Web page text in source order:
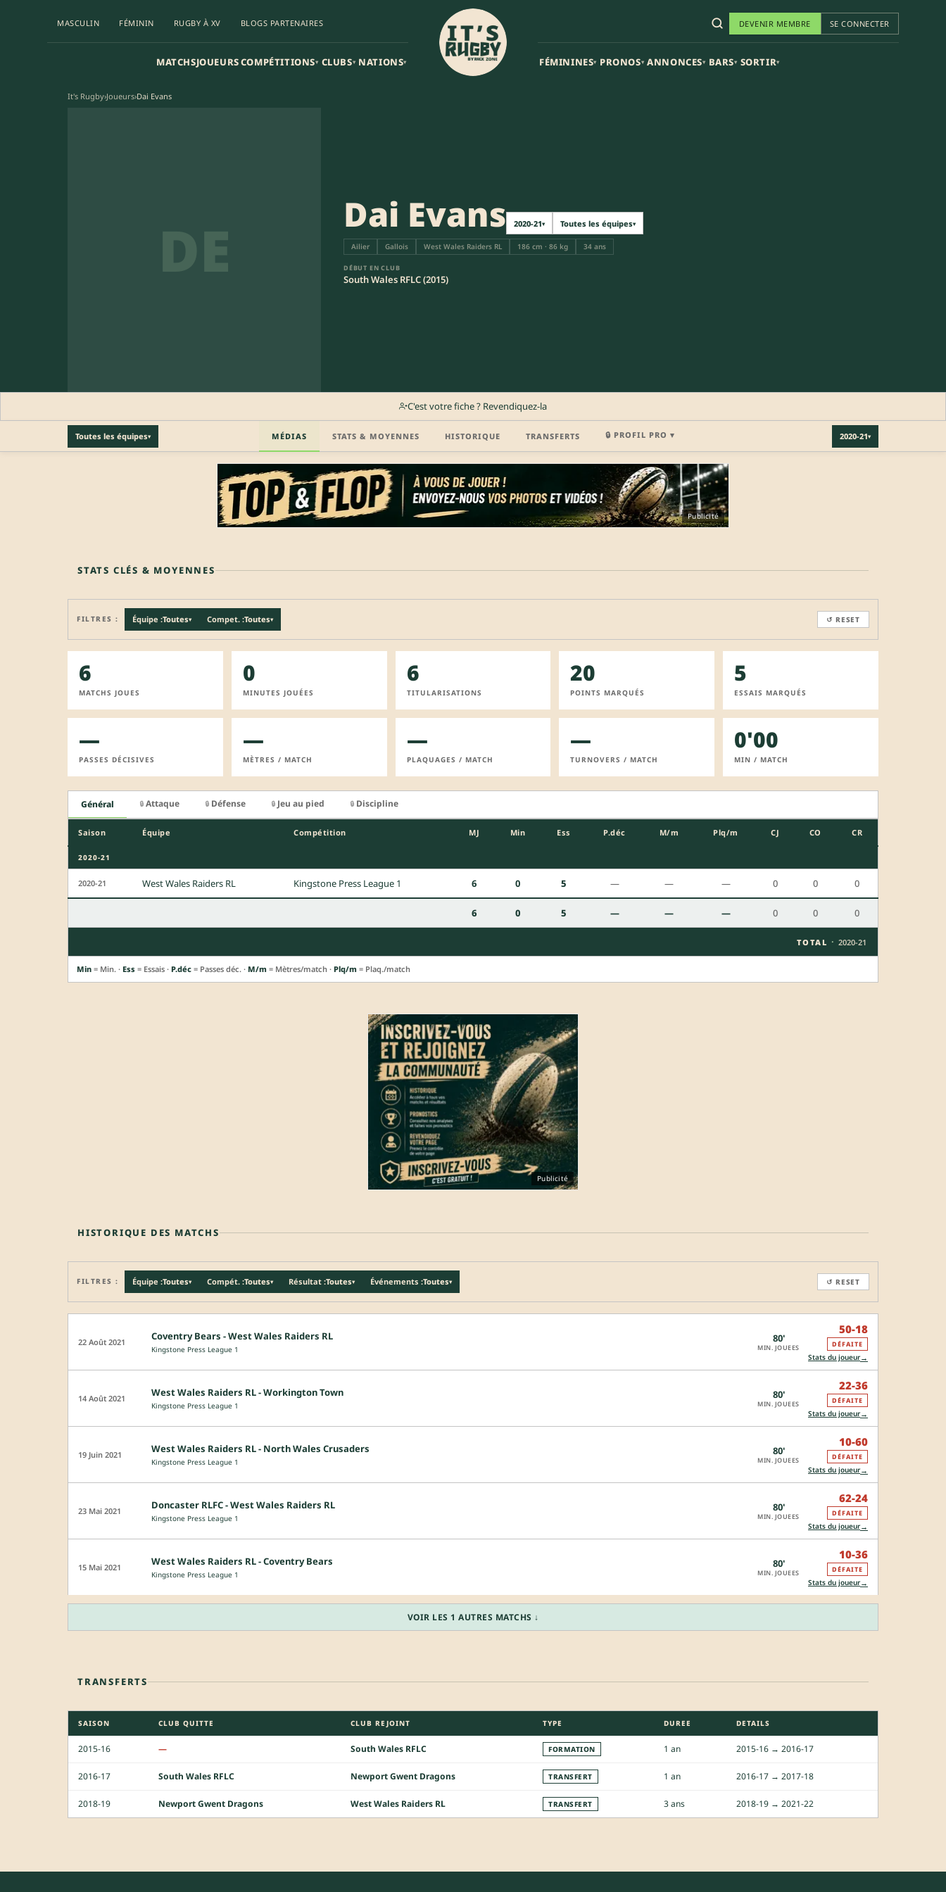
MASCULIN FÉMININ RUGBY À XV BLOGS PARTENAIRES
MATCHSJOUEURSCOMPÉTITIONS▾ CLUBS▾ NATIONS▾
DEVENIR MEMBRE SE CONNECTER
FÉMININES▾ PRONOS▾ ANNONCES▾ BARS▾ SORTIR▾
It's Rugby›Joueurs›Dai Evans
DE Dai Evans 2020-21▾ Toutes les équipes▾
Ailier Gallois West Wales Raiders RL 186 cm · 86 kg 34 ans
DÉBUT EN CLUB
South Wales RFLC (2015)
C'est votre fiche ? Revendiquez-la
MÉDIAS STATS & MOYENNES HISTORIQUE TRANSFERTS 🔒 PROFIL PRO ▾ 2020-21▾
Toutes les équipes▾
Profil pro · Réservé aux clubs REJOINDRE LA COMMUNAUTÉ
Publicité
STATS CLÉS & MOYENNES
FILTRES : Équipe :Toutes▾ Compet. :Toutes▾ ↺ RESET
6
MATCHS JOUES
0
MINUTES JOUÉES
6
TITULARISATIONS
20
POINTS MARQUÉS
5
ESSAIS MARQUÉS
—
PASSES DÉCISIVES
—
MÈTRES / MATCH
—
PLAQUAGES / MATCH
—
TURNOVERS / MATCH
0'00
MIN / MATCH
Général 🔒 Attaque 🔒 Défense 🔒 Jeu au pied 🔒 Discipline
Saison Équipe Compétition MJ Min Ess P.déc M/m Plq/m CJ CO CR
2020-21
2020-21 West Wales Raiders RL Kingstone Press League 1 6 0 5 — — — 0 0 0
6 0 5 — — — 0 0 0
TOTAL · 2020-21
Min = Min. · Ess = Essais · P.déc = Passes déc. · M/m = Mètres/match · Plq/m = Plaq./match
Publicité
HISTORIQUE DES MATCHS
FILTRES : Équipe :Toutes▾ Compét. :Toutes▾ Résultat :Toutes▾ Événements :Toutes▾ ↺ RESET
22 Août 2021 Coventry Bears - West Wales Raiders RL
Kingstone Press League 1
80'
MIN. JOUEES
50-18
DÉFAITE
Stats du joueur→
14 Août 2021 West Wales Raiders RL - Workington Town
Kingstone Press League 1
80'
MIN. JOUEES
22-36
DÉFAITE
Stats du joueur→
19 Juin 2021 West Wales Raiders RL - North Wales Crusaders
Kingstone Press League 1
80'
MIN. JOUEES
10-60
DÉFAITE
Stats du joueur→
23 Mai 2021 Doncaster RLFC - West Wales Raiders RL
Kingstone Press League 1
80'
MIN. JOUEES
62-24
DÉFAITE
Stats du joueur→
15 Mai 2021 West Wales Raiders RL - Coventry Bears
Kingstone Press League 1
80'
MIN. JOUEES
10-36
DÉFAITE
Stats du joueur→
VOIR LES 1 AUTRES MATCHS ↓
TRANSFERTS
SAISON CLUB QUITTE CLUB REJOINT TYPE DUREE DETAILS
2015-16 — South Wales RFLC FORMATION 1 an 2015-16 → 2016-17
2016-17 South Wales RFLC Newport Gwent Dragons TRANSFERT 1 an 2016-17 → 2017-18
2018-19 Newport Gwent Dragons West Wales Raiders RL TRANSFERT 3 ans 2018-19 → 2021-22